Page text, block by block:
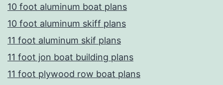
10 foot aluminum boat plans
10 foot aluminum skiff plans
11 foot aluminum skif plans
11 foot jon boat building plans
11 foot plywood row boat plans